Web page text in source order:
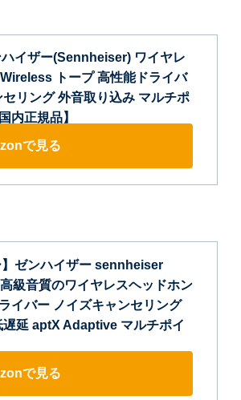
イザー(Sennheiser) ワイヤレ
トープ 高性能ドライバ
リング 外音取り込み マルチポ
内正規品】
で見る
ゼンハイザー sennheiser
級音質のワイヤレスヘッドホン
イバー ノイズキャンセリング
延 aptX Adaptive マルチポイ
で見る